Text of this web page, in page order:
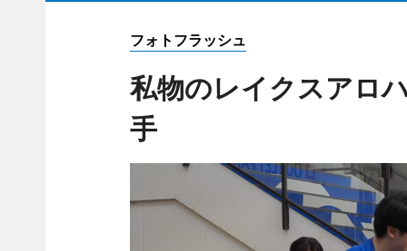
フォトフラッシュ
私物のレイクスアロ
手